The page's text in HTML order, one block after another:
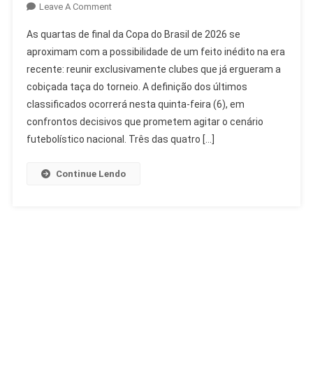
Leave A CommentOn
Do
Brasil:
Quartas
De
Final
Podem
Ser
As quartas de final da Copa do Brasil de 2026 se
aproximam com a possibilidade de um feito inédito na era
recente: reunir exclusivamente clubes que já ergueram a
cobiçada taça do torneio. A definição dos últimos
classificados ocorrerá nesta quinta-feira (6), em
confrontos decisivos que prometem agitar o cenário
futebolístico nacional. Três das quatro […]
Continue Lendo